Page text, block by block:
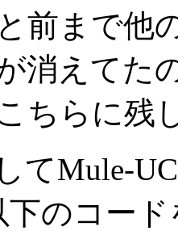
前まで他
消えてた
ちらに残
てMule-
下のコー